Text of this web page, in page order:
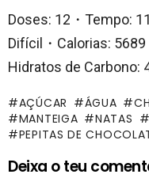
Doses: 12・Tempo:
Difícil・Calorias: 5689
Hidratos de Carbono:
AÇÚCAR ÁGUA
MANTEIGA
NATAS
PEPITAS DE
Deixa o teu